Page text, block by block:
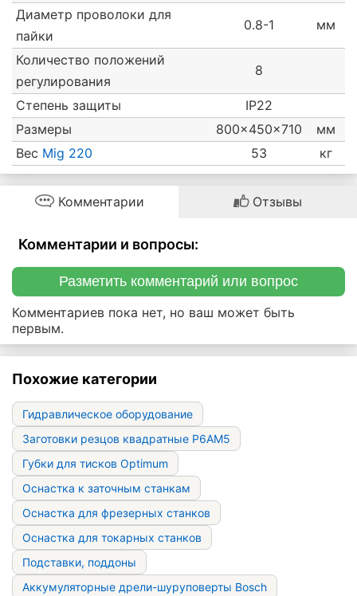
Диаметр проволоки для
пайки
0.8-1 мм
Количество положений
регулирования
8
Степень защиты
IP22
Размеры
800x450x710
мм
Вес Mig 220 53 кг
Комментарии Отзывы
Комментарии и вопросы:
Разметить комментарий или вопрос
Комментариев пока нет, но ваш может быть
первым.
Похожие категории
Гидравлическое оборудование
Заготовки резцов квадратные Р6АМ5
Губки для тисков Optimum
Оснастка к заточным станкам
Оснастка для фрезерных станков
Оснастка для токарных станков
Подставки, поддоны
Аккумуляторные дрели-шуруповерты Bosch